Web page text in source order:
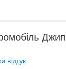
відгук